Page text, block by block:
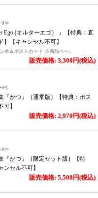
0件
Ego (オルターエゴ） 』【特典：直
【キャンセル不可】
本＆ポストカード ※商品ペー..
販売価格: 3,300円(税込)
0件
『かつ』（通常版）【特典：ポス
可】
販売価格: 2,970円(税込)
0件
『かつ』（限定セット版）【特
セル不可】
販売価格: 5,500円(税込)